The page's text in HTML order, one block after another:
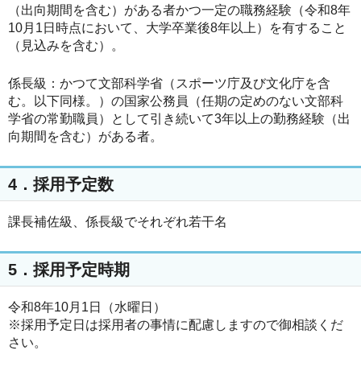
（出向期間を含む）がある者かつ一定の職務経験（令和8年
10月1日時点において、大学卒業後8年以上）を有すること
（見込みを含む）。
係長級：かつて文部科学省（スポーツ庁及び文化庁を含
む。以下同様。）の国家公務員（任期の定めのない文部科
学省の常勤職員）として引き続いて3年以上の勤務経験（出
向期間を含む）がある者。
4．採用予定数
課長補佐級、係長級でそれぞれ若干名
5．採用予定時期
令和8年10月1日（水曜日）
※採用予定日は採用者の事情に配慮しますので御相談くだ
さい。